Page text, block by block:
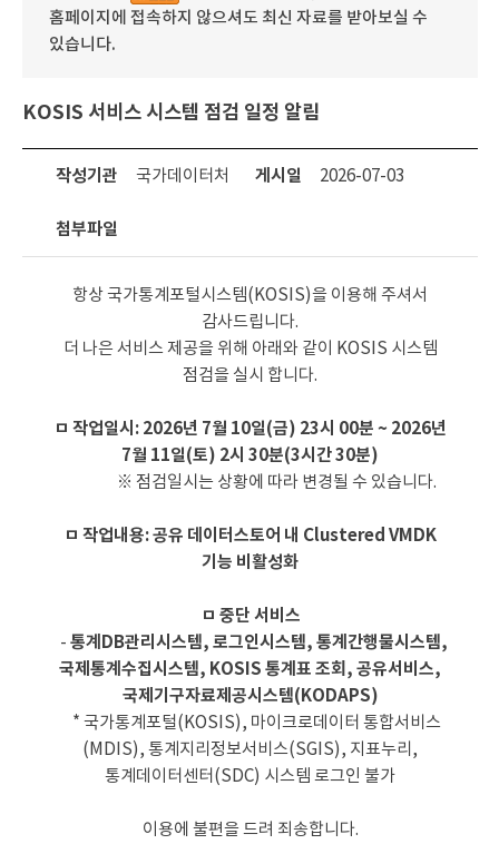
홈페이지에 접속하지 않으셔도 최신 자료를 받아보실 수
있습니다.
KOSIS 서비스 시스템 점검 일정 알림
작성기관 국가데이터처 게시일 2026-07-03
첨부파일
항상 국가통계포털시스템(KOSIS)을 이용해 주셔서
감사드립니다.
더 나은 서비스 제공을 위해 아래와 같이 KOSIS 시스템
점검을 실시 합니다.
ㅁ 작업일시: 2026년 7월 10일(금) 23시 00분 ~ 2026년
7월 11일(토) 2시 30분(3시간 30분)
※ 점검일시는 상황에 따라 변경될 수 있습니다.
ㅁ 작업내용: 공유 데이터스토어 내 Clustered VMDK
기능 비활성화
ㅁ 중단 서비스
- 통계DB관리시스템, 로그인시스템, 통계간행물시스템,
국제통계수집시스템, KOSIS 통계표 조회, 공유서비스,
국제기구자료제공시스템(KODAPS)
* 국가통계포털(KOSIS), 마이크로데이터 통합서비스
(MDIS), 통계지리정보서비스(SGIS), 지표누리,
통계데이터센터(SDC) 시스템 로그인 불가
이용에 불편을 드려 죄송합니다.